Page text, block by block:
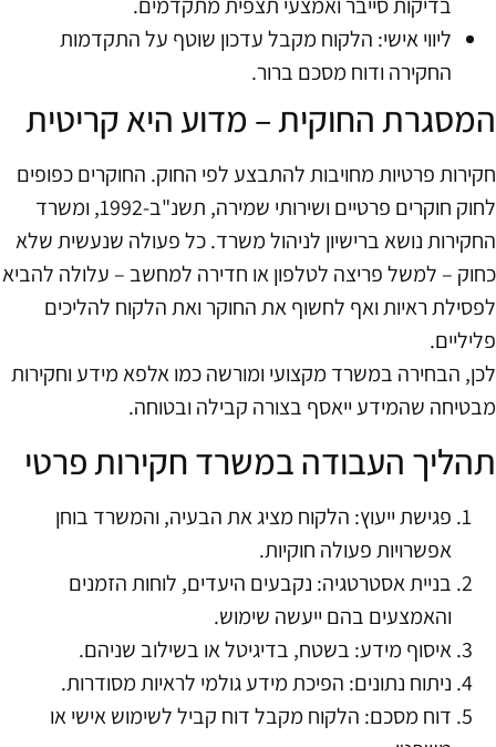
בדיקות סייבר ואמצעי תצפית מתקדמים.
ליווי אישי: הלקוח מקבל עדכון שוטף על התקדמות
החקירה ודוח מסכם ברור.
המסגרת החוקית – מדוע היא קריטית
חקירות פרטיות מחויבות להתבצע לפי החוק. החוקרים כפופים
לחוק חוקרים פרטיים ושירותי שמירה, תשנ"ב-1992, ומשרד
החקירות נושא ברישיון לניהול משרד. כל פעולה שנעשית שלא
כחוק – למשל פריצה לטלפון או חדירה למחשב – עלולה להביא
לפסילת ראיות ואף לחשוף את החוקר ואת הלקוח להליכים
פליליים.
לכן, הבחירה במשרד מקצועי ומורשה כמו אלפא מידע וחקירות
מבטיחה שהמידע ייאסף בצורה קבילה ובטוחה.
תהליך העבודה במשרד חקירות פרטי
פגישת ייעוץ: הלקוח מציג את הבעיה, והמשרד בוחן
אפשרויות פעולה חוקיות.
בניית אסטרטגיה: נקבעים היעדים, לוחות הזמנים
והאמצעים בהם ייעשה שימוש.
איסוף מידע: בשטח, בדיגיטל או בשילוב שניהם.
ניתוח נתונים: הפיכת מידע גולמי לראיות מסודרות.
דוח מסכם: הלקוח מקבל דוח קביל לשימוש אישי או